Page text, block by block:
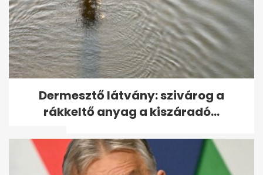
Az UniCredit 3% alá viszi az
Otthon Start lakáshitel
kamatát
Dermesztő látvány: szivárog a
rákkeltő anyag a kiszáradó...